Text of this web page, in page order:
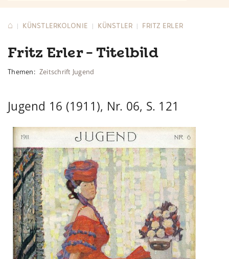
⌂ | KÜNSTLERKOLONIE | KÜNSTLER | FRITZ ERLER
Fritz Erler - Titelbild
Themen: Zeitschrift Jugend
Jugend 16 (1911), Nr. 06, S. 121